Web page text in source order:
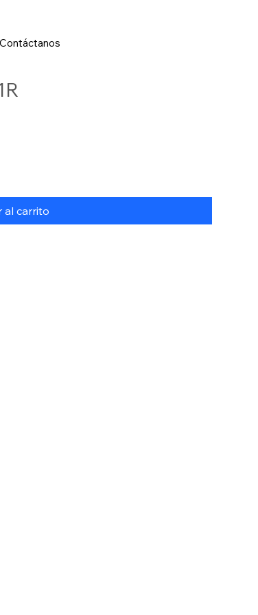
Contáctanos
al carrito